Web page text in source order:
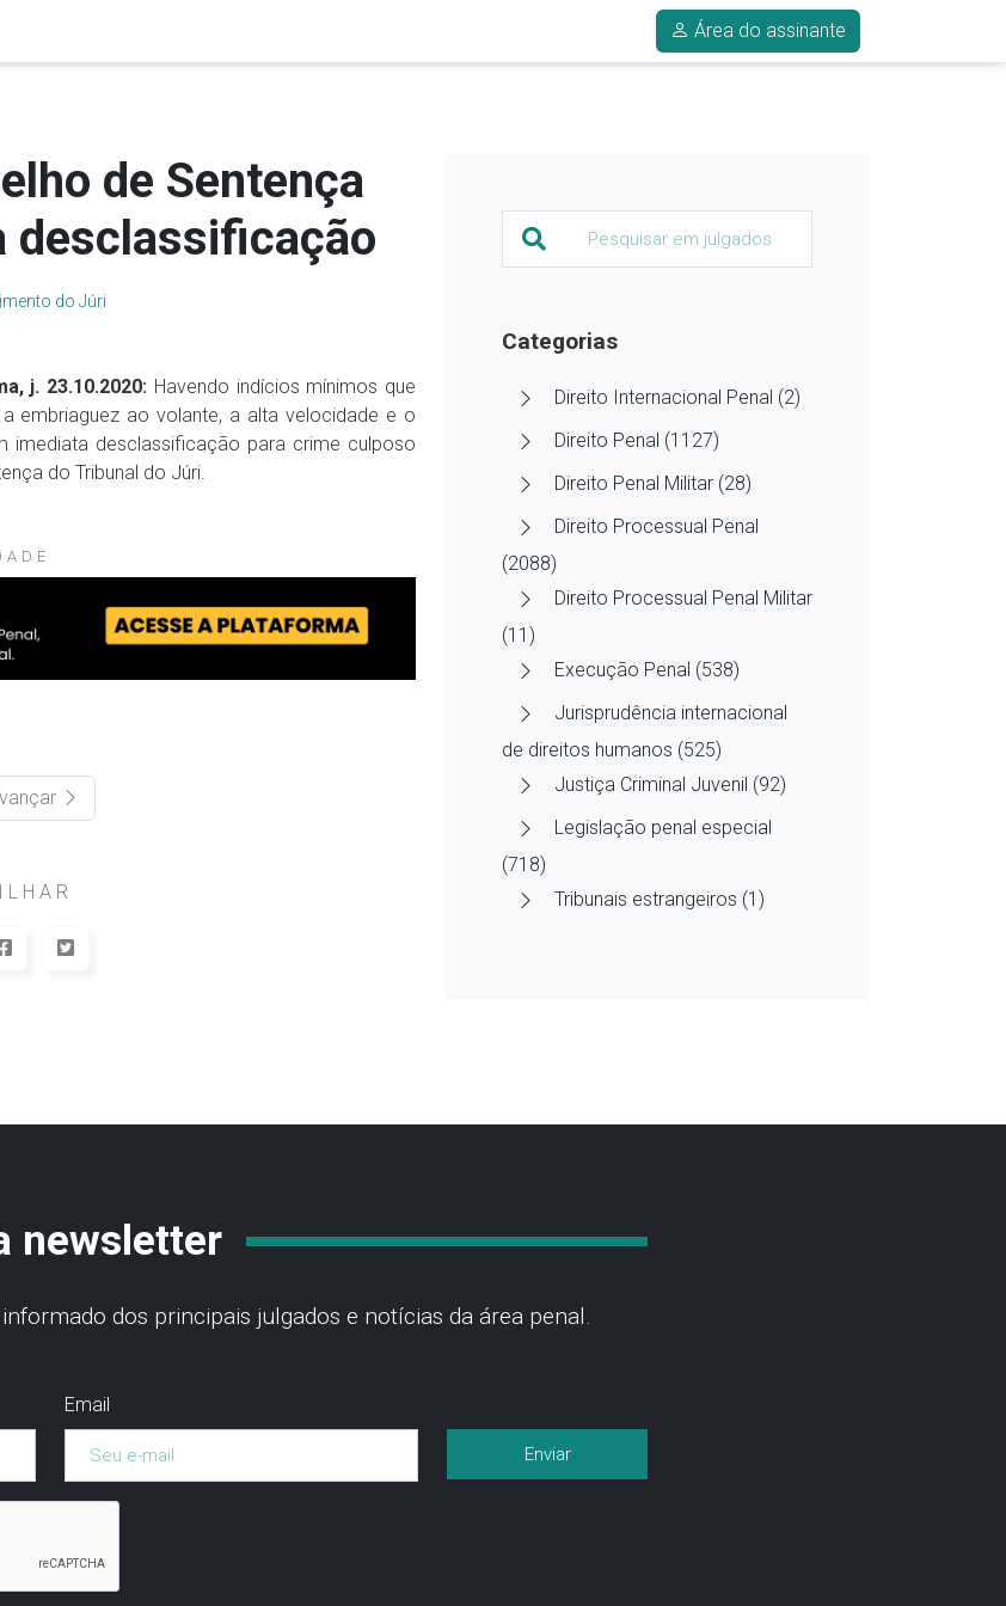
Área do assinante
de Sentença
desclassificação
do Júri
j. 23.10.2020: Havendo indícios mínimos que
embriaguez ao volante, a alta velocidade e o
imediata desclassificação para crime culposo
do Tribunal do Júri.
Categorias
Direito Internacional Penal (2)
Direito Penal (1127)
Direito Penal Militar (28)
Direito Processual Penal
(2088)
Direito Processual Penal Militar
(11)
Execução Penal (538)
Jurisprudência internacional
de direitos humanos (525)
Justiça Criminal Juvenil (92)
Legislação penal especial
(718)
Tribunais estrangeiros (1)
newsletter
dos principais julgados e notícias da área penal.
Email